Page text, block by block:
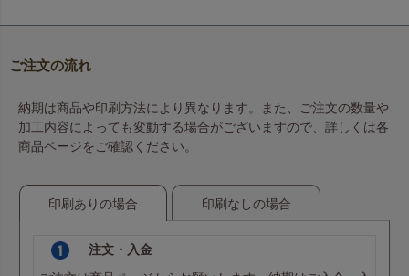
ご注文の流れ
納期は商品や印刷方法により異なります。また、ご注文の数量や
加工内容によっても変動する場合がございますので、詳しくは各
商品ページをご確認ください。
印刷ありの場合 印刷なしの場合
注文・入金